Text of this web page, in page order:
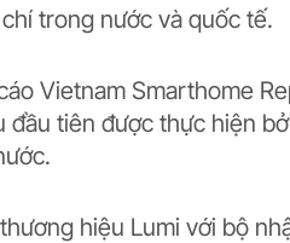
trong nước và quốc tế.
Vietnam Smarthome
tiên được thực hiện
hiệu Lumi với bộ